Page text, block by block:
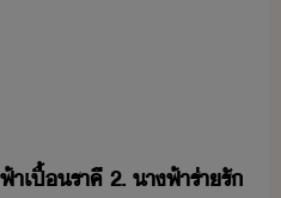
เปื้​ราคี​ ​2.​ ​าฟ้า​ร่า​รั​